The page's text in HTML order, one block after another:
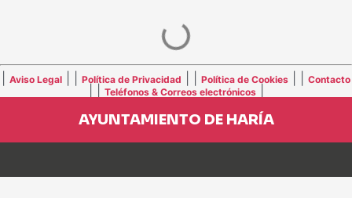
Aviso Legal Política de Privacidad Política de Cookies Contacto
Teléfonos & Correos electrónicos|
AYUNTAMIENTO DE HARÍA